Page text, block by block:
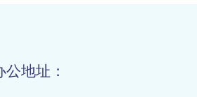
地址：